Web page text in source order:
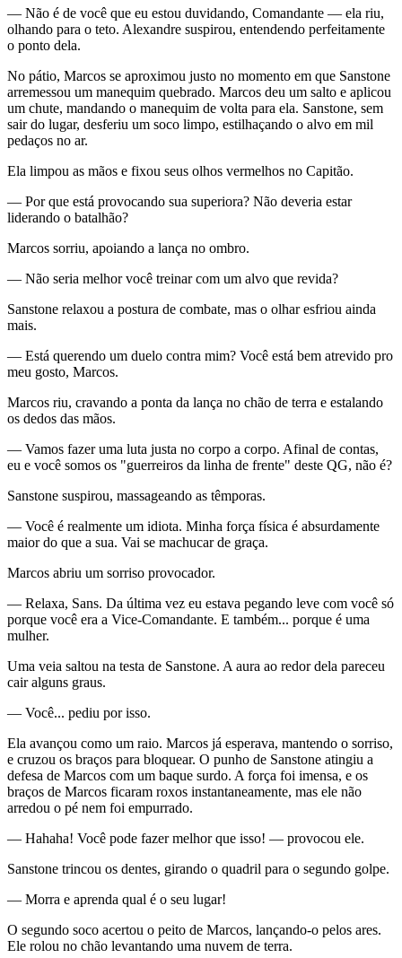
— Não é de você que eu estou duvidando, Comandante — ela riu,
olhando para o teto. Alexandre suspirou, entendendo perfeitamente
o ponto dela.
No pátio, Marcos se aproximou justo no momento em que Sanstone
arremessou um manequim quebrado. Marcos deu um salto e aplicou
um chute, mandando o manequim de volta para ela. Sanstone, sem
sair do lugar, desferiu um soco limpo, estilhaçando o alvo em mil
pedaços no ar.
Ela limpou as mãos e fixou seus olhos vermelhos no Capitão.
— Por que está provocando sua superiora? Não deveria estar
liderando o batalhão?
Marcos sorriu, apoiando a lança no ombro.
— Não seria melhor você treinar com um alvo que revida?
Sanstone relaxou a postura de combate, mas o olhar esfriou ainda
mais.
— Está querendo um duelo contra mim? Você está bem atrevido pro
meu gosto, Marcos.
Marcos riu, cravando a ponta da lança no chão de terra e estalando
os dedos das mãos.
— Vamos fazer uma luta justa no corpo a corpo. Afinal de contas,
eu e você somos os "guerreiros da linha de frente" deste QG, não é?
Sanstone suspirou, massageando as têmporas.
— Você é realmente um idiota. Minha força física é absurdamente
maior do que a sua. Vai se machucar de graça.
Marcos abriu um sorriso provocador.
— Relaxa, Sans. Da última vez eu estava pegando leve com você só
porque você era a Vice-Comandante. E também... porque é uma
mulher.
Uma veia saltou na testa de Sanstone. A aura ao redor dela pareceu
cair alguns graus.
— Você... pediu por isso.
Ela avançou como um raio. Marcos já esperava, mantendo o sorriso,
e cruzou os braços para bloquear. O punho de Sanstone atingiu a
defesa de Marcos com um baque surdo. A força foi imensa, e os
braços de Marcos ficaram roxos instantaneamente, mas ele não
arredou o pé nem foi empurrado.
— Hahaha! Você pode fazer melhor que isso! — provocou ele.
Sanstone trincou os dentes, girando o quadril para o segundo golpe.
— Morra e aprenda qual é o seu lugar!
O segundo soco acertou o peito de Marcos, lançando-o pelos ares.
Ele rolou no chão levantando uma nuvem de terra.